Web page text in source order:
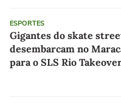
ESPORTES
Gigantes do skate
desembarcam no
para o SLS Rio